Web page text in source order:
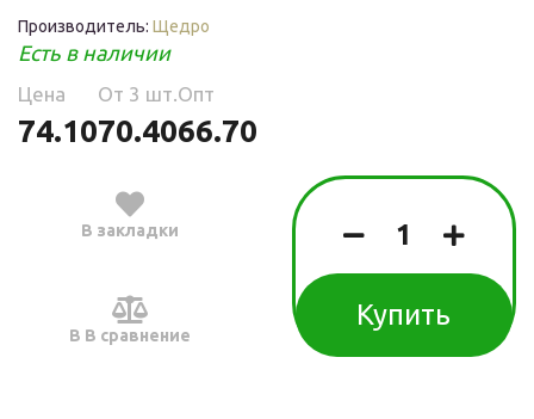
Производитель: Щедро
Есть в наличии
Цена
74.10
Oт 3 шт.
70.40
Опт
66.70
В закладки
В В сравнение
Купить